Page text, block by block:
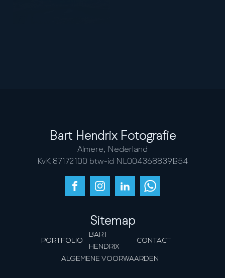
Bart Hendrix Fotografie
Almere, Nederland
KvK 87172100 btw-id NL004368839B54
Sitemap
PORTFOLIO
BART
HENDRIX
CONTACT
ALGEMENE VOORWAARDEN